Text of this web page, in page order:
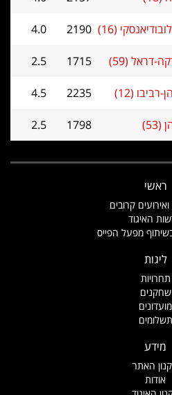
(16)
2190
4.0
דראל (59) 1715
2.5
(12)
2235
4.5
1798
2.5
ראשי
קרובים
האיגוד
מפעל הפייס
ליגות
תחרויות
שחקנים
מועדונים
תשלומים
מידע
האתר
אודות